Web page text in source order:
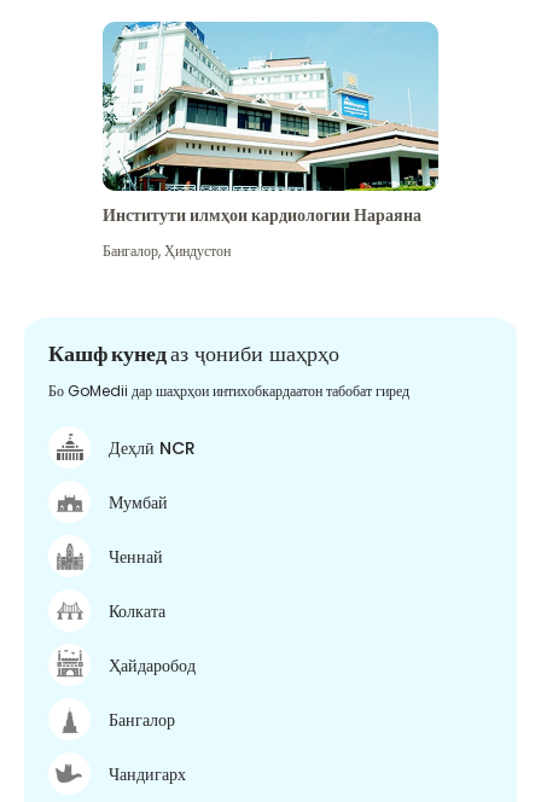
Институти илмҳои кардиологии Нараяна
Бангалор,Ҳиндустон
Кашф кунедаз ҷониби шаҳрҳо
Бо GoMedii дар шаҳрҳои интихобкардаатон табобат гиред
Деҳлӣ NCR
Мумбай
Ченнай
Колката
Ҳайдаробод
Бангалор
Чандигарх